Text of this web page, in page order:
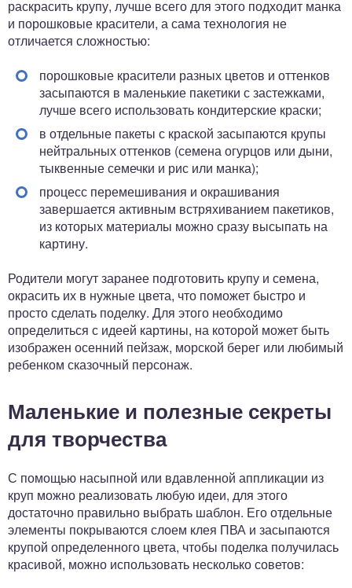
раскрасить крупу, лучше всего для этого подходит манка
и порошковые красители, а сама технология не
отличается сложностью:
порошковые красители разных цветов и оттенков
засыпаются в маленькие пакетики с застежками,
лучше всего использовать кондитерские краски;
в отдельные пакеты с краской засыпаются крупы
нейтральных оттенков (семена огурцов или дыни,
тыквенные семечки и рис или манка);
процесс перемешивания и окрашивания
завершается активным встряхиванием пакетиков,
из которых материалы можно сразу высыпать на
картину.
Родители могут заранее подготовить крупу и семена,
окрасить их в нужные цвета, что поможет быстро и
просто сделать поделку. Для этого необходимо
определиться с идеей картины, на которой может быть
изображен осенний пейзаж, морской берег или любимый
ребенком сказочный персонаж.
Маленькие и полезные секреты
для творчества
С помощью насыпной или вдавленной аппликации из
круп можно реализовать любую идеи, для этого
достаточно правильно выбрать шаблон. Его отдельные
элементы покрываются слоем клея ПВА и засыпаются
крупой определенного цвета, чтобы поделка получилась
красивой, можно использовать несколько советов: